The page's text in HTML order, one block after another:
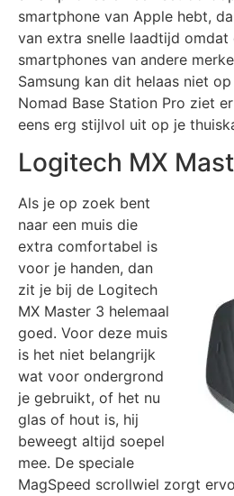
smartphone van Apple hebt,
van extra snelle laadtijd
smartphones van andere
Samsung kan dit helaas niet
Nomad Base Station Pro ziet
eens erg stijlvol uit op je
Logitech MX
Als je op zoek bent
naar een muis die
extra comfortabel is
voor je handen, dan
zit je bij de Logitech
MX Master 3 helemaal
goed. Voor deze muis
is het niet belangrijk
wat voor ondergrond
je gebruikt, of het nu
glas of hout is, hij
beweegt altijd soepel
mee. De speciale
MagSpeed scrollwiel zorgt